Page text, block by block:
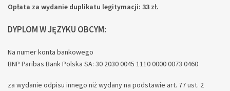
Opłata za wydanie duplikatu legitymacji: 33 zł.
DYPLOM W JĘZYKU OBCYM:
Na numer konta bankowego
BNP Paribas Bank Polska SA: 30 2030 0045 1110 0000 0073 0460
za wydanie odpisu innego niż wydany na podstawie art. 77 ust. 2